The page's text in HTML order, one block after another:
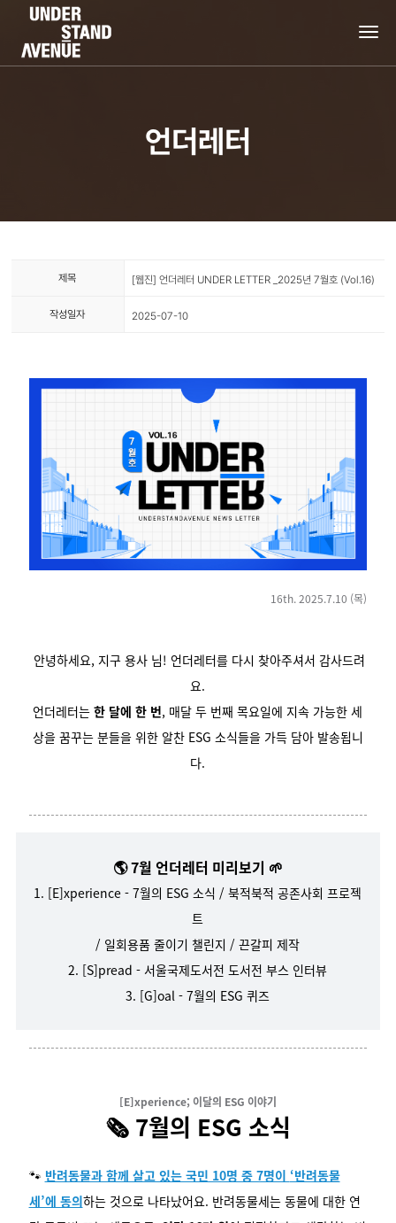
언더레터
제목 [웹진] 언더레터 UNDER LETTER _2025년 7월호 (Vol.16)
작성일자 2025-07-10
16th. 2025.7.10 (목)
안녕하세요, 지구 용사 님! 언더레터를 다시 찾아주셔서 감사드려
요.
언더레터는한 달에 한 번, 매달 두 번째 목요일에 지속 가능한 세
상을 꿈꾸는 분들을 위한 알찬 ESG 소식들을 가득 담아 발송됩니
다.
🌎 7월 언더레터 미리보기 🌱
1. [E]xperience - 7월의 ESG 소식 / 북적북적 공존사회 프로젝
트
/ 일회용품 줄이기 챌린지 / 끈갈피 제작
2. [S]pread - 서울국제도서전 도서전 부스 인터뷰
3. [G]oal - 7월의 ESG 퀴즈
[E]xperience; 이달의 ESG 이야기
🗞️ 7월의 ESG 소식
🐾 반려동물과 함께 살고 있는 국민 10명 중 7명이 ‘반려동물
세’에 동의하는 것으로 나타났어요. 반려동물세는 동물에 대한 연